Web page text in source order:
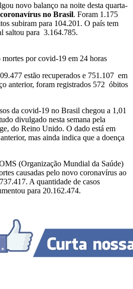
novo balanço na noite desta quarta-
coronavírus no Brasil. Foram 1.175
subiram para 104.201. O país tem
saltou para 3.164.785.
por covid-19 em 24 horas
estão recuperados e 751.107 em
anterior, foram registrados 572 óbitos
da covid-19 no Brasil chegou a 1,01
divulgado nesta semana pela
do Reino Unido. O dado está em
mas ainda indica que a doença
(Organização Mundial da Saúde)
causadas pelo novo coronavírus ao
A quantidade de casos
para 20.162.474.